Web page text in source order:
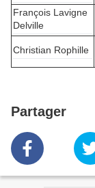
François Lavigne
Delville
Christian Rophille
Partager